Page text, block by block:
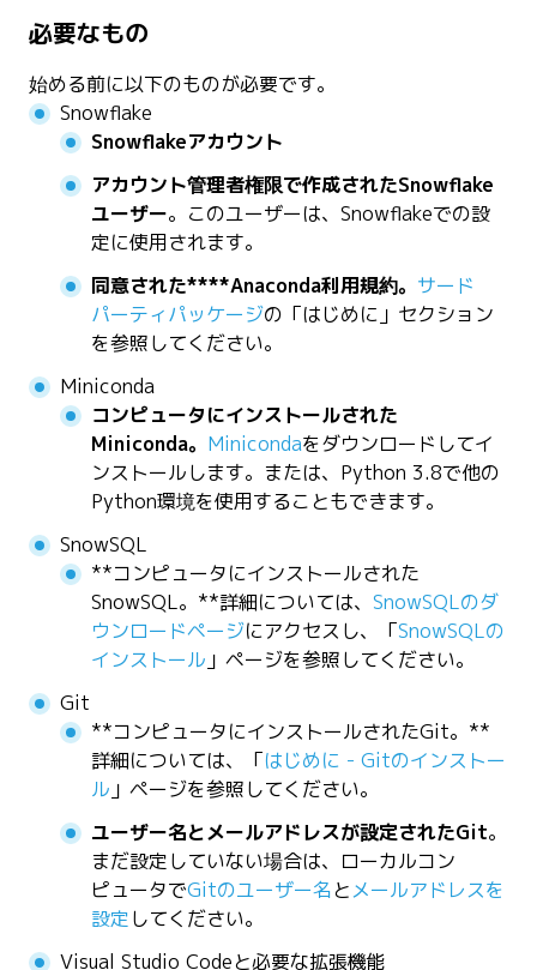
必要なもの
始める前に以下のものが必要です。
Snowflake
Snowflakeアカウント
アカウント管理者権限で作成されたSnowflake
ユーザー。このユーザーは、Snowflakeでの設
定に使用されます。
同意された****Anaconda利用規約。 サード
パーティパッケージの「はじめに」セクション
を参照してください。
Miniconda
コンピュータにインストールされた
Miniconda。 Minicondaをダウンロードしてイ
ンストールします。または、Python 3.8で他の
Python環境を使用することもできます。
SnowSQL
**コンピュータにインストールされた
SnowSQL。**詳細については、 SnowSQLのダ
ウンロードページにアクセスし、「SnowSQLの
インストール 」ページを参照してください。
Git
**コンピュータにインストールされたGit。**
詳細については、「はじめに - Gitのインストー
ル 」ページを参照してください。
ユーザー名とメールアドレスが設定されたGit。
まだ設定していない場合は、ローカルコン
ピュータでGitのユーザー名とメールアドレスを
設定してください。
Visual Studio Codeと必要な拡張機能